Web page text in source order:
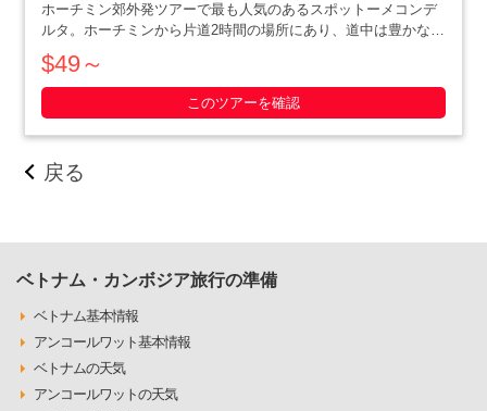
ホーチミン郊外発ツアーで最も人気のあるスポットーメコンデ
ルタ。ホーチミンから片道2時間の場所にあり、道中は豊かな田
園風景が広がります。出来たてのキャンディーが召し上がれる
他、手こぎボート体験では、狭い水路の中を突き進んでいきま
す。・・・・・
$49～
このツアーを確認
戻る
ベトナム・カンボジア旅行の準備
ベトナム基本情報
アンコールワット基本情報
ベトナムの天気
アンコールワットの天気